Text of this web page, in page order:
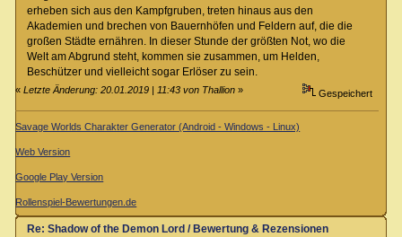
erheben sich aus den Kampfgruben, treten hinaus aus den
Akademien und brechen von Bauernhöfen und Feldern auf, die die
großen Städte ernähren. In dieser Stunde der größten Not, wo die
Welt am Abgrund steht, kommen sie zusammen, um Helden,
Beschützer und vielleicht sogar Erlöser zu sein.
«Letzte Änderung: 20.01.2019 | 11:43 von Thallion » Gespeichert
Savage Worlds Charakter Generator (Android - Windows - Linux)
Web Version
Google Play Version
Rollenspiel-Bewertungen.de
Re: Shadow of the Demon Lord / Bewertung & Rezensionen